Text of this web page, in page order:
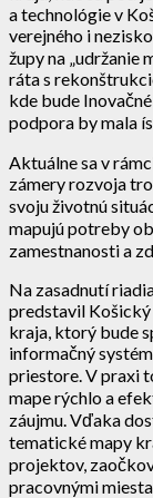
a technológie v
verejného i
župy na „udržanie
ráta s
kde bude
podpora by mala
Aktuálne sa v
zámery rozvoja
svoju životnú
mapujú potreby
zamestnanosti a
Na zasadnutí
predstavil
kraja, ktorý bude
informačný
priestore. V praxi
mape rýchlo a
záujmu. Vďaka
tematické mapy
projektov,
pracovnými